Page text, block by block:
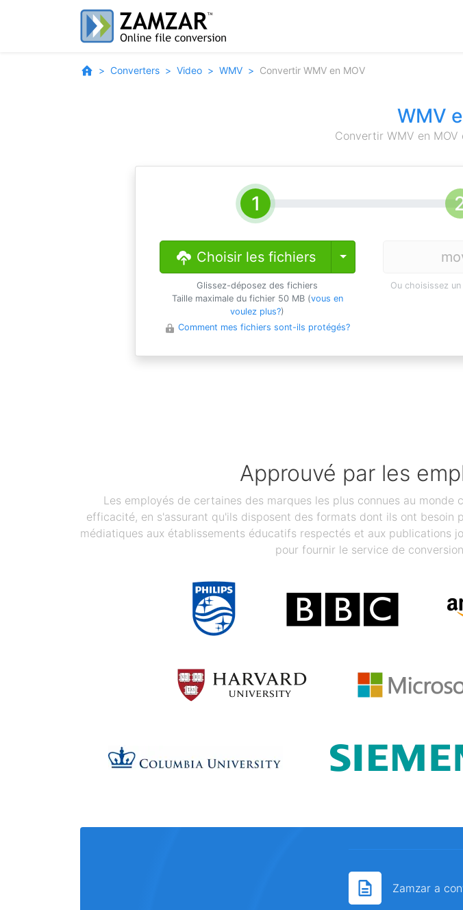
Converters Video WMV Convertir WMV en MOV
WMV
Convertir WMV en
Choisir les fichiers Toggle Dropdown
Glissez-déposez des fichiers
Taille maximale du fichier 50 MB (vous en
voulez plus?)
Comment mes fichiers sont-ils protégés?
Ou choisissez
Approuvé par les
Les employés de certaines des marques les plus connues au
efficacité, en s'assurant qu'ils disposent des formats dont ils ont
médiatiques aux établissements éducatifs respectés et aux publications
pour fournir le service de
Zamzar a